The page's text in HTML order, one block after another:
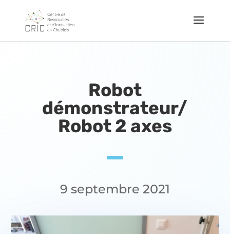
Robot
démonstrateur/
Robot 2 axes
9 septembre 2021